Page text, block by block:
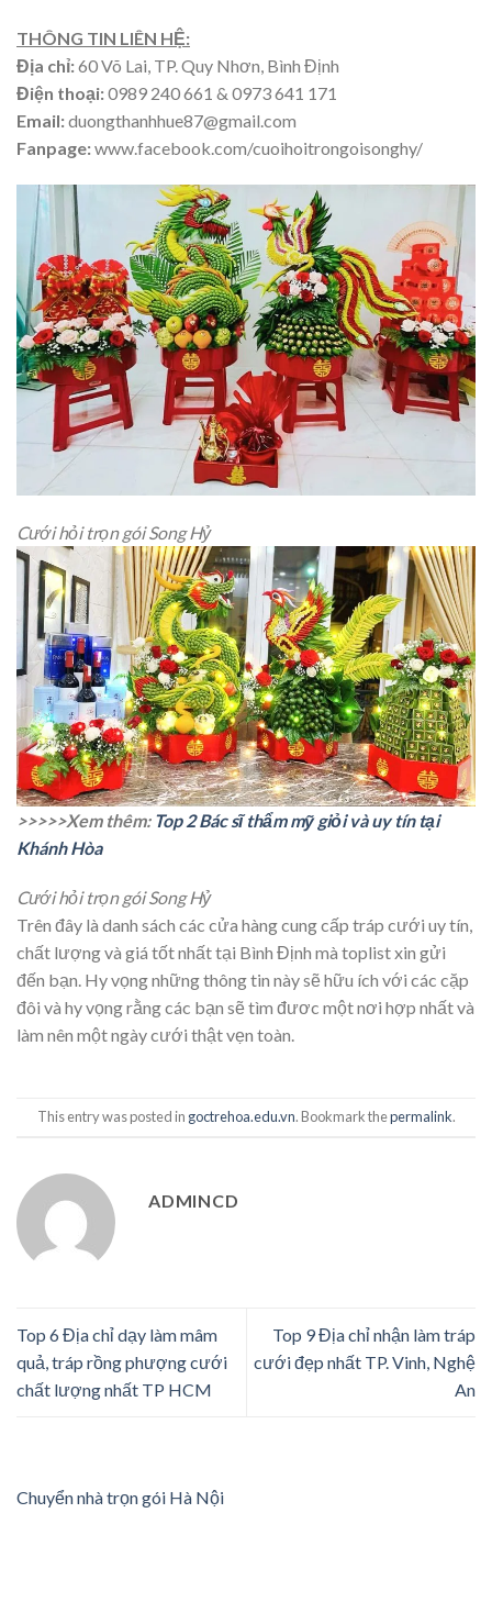
THÔNG TIN LIÊN HỆ:
Địa chỉ:60 Võ Lai, TP. Quy Nhơn, Bình Định
Điện thoại:0989 240 661 & 0973 641 171
Email:duongthanhhue87@gmail.com
Fanpage:www.facebook.com/cuoihoitrongoisonghy/
Cưới hỏi trọn gói Song Hỷ
>>>>>Xem thêm: Top 2 Bác sĩ thẩm mỹ giỏi và uy tín tại
Khánh Hòa
Cưới hỏi trọn gói Song Hỷ
Trên đây là danh sách các cửa hàng cung cấp tráp cưới uy tín,
chất lượng và giá tốt nhất tại Bình Định mà toplist xin gửi
đến bạn. Hy vọng những thông tin này sẽ hữu ích với các cặp
đôi và hy vọng rằng các bạn sẽ tìm đươc một nơi hợp nhất và
làm nên một ngày cưới thật vẹn toàn.
This entry was posted in goctrehoa.edu.vn. Bookmark thepermalink.
ADMINCD
Top 6 Địa chỉ dạy làm mâm
quả, tráp rồng phượng cưới
chất lượng nhất TP HCM
Top 9 Địa chỉ nhận làm tráp
cưới đẹp nhất TP. Vinh, Nghệ
An
Chuyển nhà trọn gói Hà Nội